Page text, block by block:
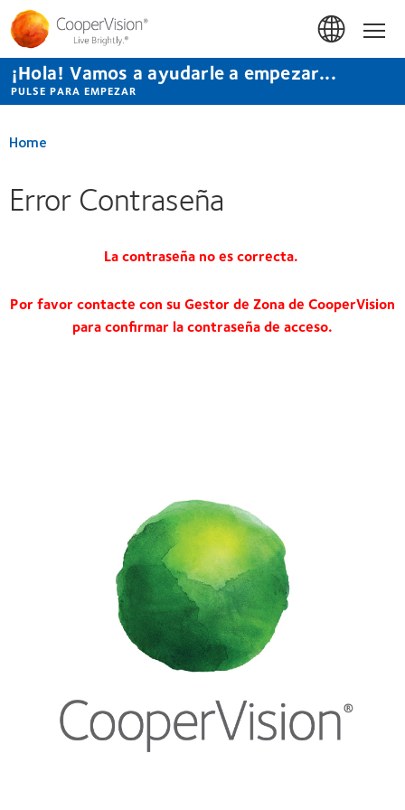
Pasar
contenido
principal
¡Hola! Vamos a ayudarle a empezar...
PULSE PARA EMPEZAR
Home
Error Contraseña
La contraseña no es correcta.
Por favor contacte con su Gestor de Zona de CooperVision
para confirmar la contraseña de acceso.